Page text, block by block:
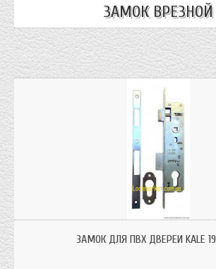
ЗАМОК ВРЕЗНОЙ
відстанню 92 мм. та бексетом 35 мм. Р означає
ЗАМОК ДЛЯ ПВХ ДВЕРЕЙ KALE